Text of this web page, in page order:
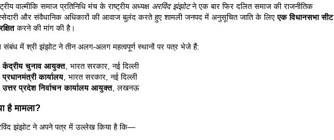
वाल्मीकि समाज प्रतिनिधि मंच के राष्ट्रीय अध्यक्ष अरविंद झंझोटने एक बार फिर दलित समाज की राजनीतिक
और संवैधानिक अधिकारों की आवाज बुलंद करते हुए शामली जनपद में अनुसूचित जाति के लिएएक विधानसभा सीट
करने की मांग की है।
संबंध में श्री झंझोट ने तीन अलग-अलग महत्वपूर्ण स्थानों पर पत्र भेजे हैं:
केंद्रीय चुनाव आयुक्त , भारत सरकार, नई दिल्ली
प्रधानमंत्री कार्यालय , भारत सरकार, नई दिल्ली
उत्तर प्रदेश निर्वाचन कार्यालय आयुक्त , लखनऊ
है मामला?
झंझोट ने अपने पत्र में उल्लेख किया है कि—